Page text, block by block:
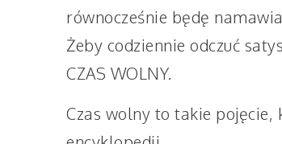
równocześnie będę
Żeby codziennie odczuć
CZAS WOLNY.
Czas wolny to takie pojęcie,